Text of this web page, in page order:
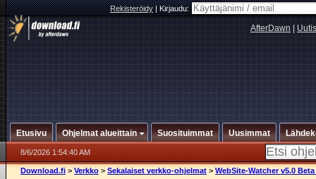
Rekisteröidy|Kirjaudu:
AfterDawn
Etusivu Ohjelmat alueittain Suosituimmat Uusimmat
8/6/2026 1:54:40 AM
Download.fi > Verkko > Sekalaiset verkko-ohjelmat > WebSite-Watcher v5.0 Beta